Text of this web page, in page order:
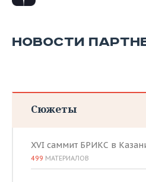
НОВОСТИ
Сюжеты
XVI саммит БРИКС в
499 МАТЕРИАЛОВ